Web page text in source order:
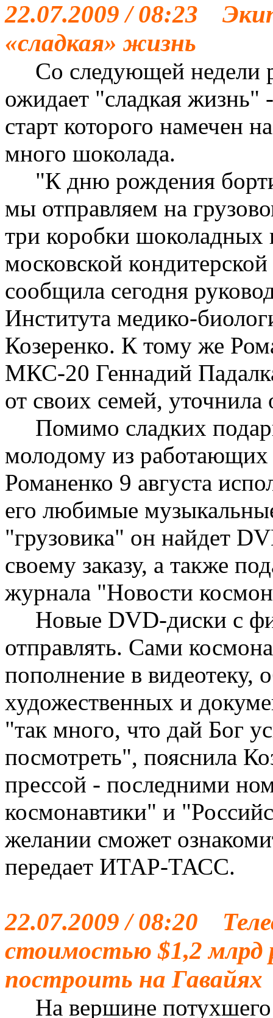
22.07.2009 / 08:23
«сладкая» жизнь
Со следующей недели
ожидает "сладкая жизнь"
старт которого намечен
много шоколада.
"К дню рождения
мы отправляем на
три коробки шоколадных
московской
сообщила сегодня
Института медико-
Козеренко. К тому же
МКС-20 Геннадий
от своих семей, уточнила
Помимо сладких
молодому из работающих
Романенко 9 августа
его любимые
"грузовика" он найдет
своему заказу, а также
журнала "Новости
Новые DVD-диски с
отправлять. Сами
пополнение в видеотеку,
художественных и
"так много, что дай Бог
посмотреть", пояснила
прессой - последними
космонавтики" и
желании сможет
передает ИТАР-ТАСС.
22.07.2009 / 08:20
стоимостью $1,2 млрд
построить на Гавайях
На вершине потухшего